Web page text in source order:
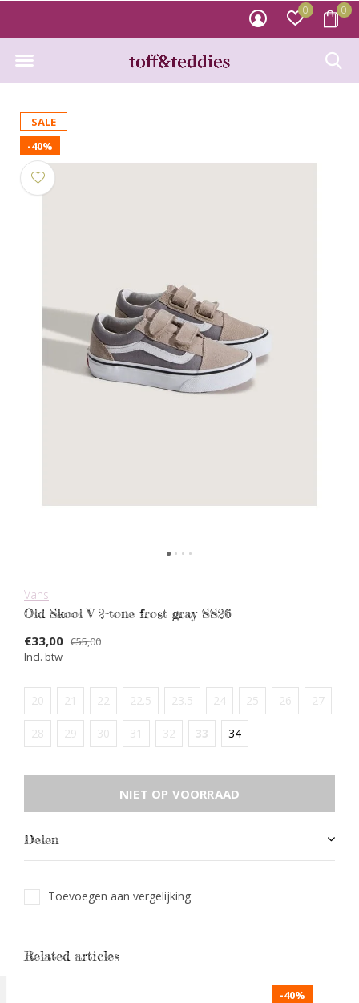
0 0
SALE
-40%
Vans
Old Skool V 2-tone frost gray SS26
€33,00 €55,00
Incl. btw
20 21 22 22.5 23.5 24 25 26 27
28 29 30 31 32 33 34
NIET OP VOORRAAD
Delen
Toevoegen aan vergelijking
Related articles
-40%